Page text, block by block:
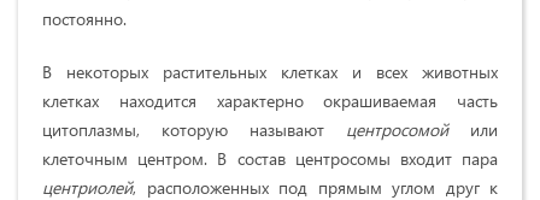
постоянно.
В некоторых растительных клетках и всех животных
клетках находится характерно окрашиваемая часть
цитоплазмы, которую называют центросомой или
клеточным центром. В состав центросомы входит пара
центриолей, расположенных под прямым углом друг к